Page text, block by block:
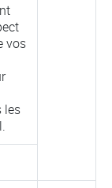
vos
les